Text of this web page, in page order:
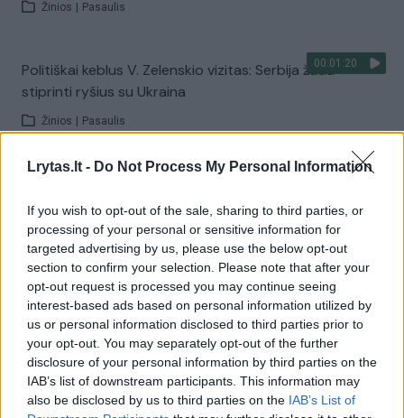
Lrytas.lt - Do Not Process My Personal Information
If you wish to opt-out of the sale, sharing to third parties, or
processing of your personal or sensitive information for
targeted advertising by us, please use the below opt-out
section to confirm your selection. Please note that after your
opt-out request is processed you may continue seeing
interest-based ads based on personal information utilized by
us or personal information disclosed to third parties prior to
your opt-out. You may separately opt-out of the further
disclosure of your personal information by third parties on the
IAB’s list of downstream participants. This information may
also be disclosed by us to third parties on the IAB’s List of
Žinios Pasaulis
00:01:20
Politiškai keblus V. Zelenskio vizitas: Serbija žada
stiprinti ryšius su Ukraina
Žinios Pasaulis
Žiūrimiausi įrašai
00:00:30
Vaizdai iš tragiškos avarijos Vilniaus r.: dviejų moterų ir
vaiko gyvybių išgelbėti nepavyko
Žinios Lietuvos diena